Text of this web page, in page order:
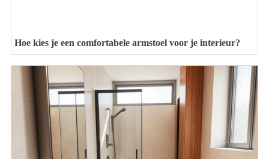
Hoe kies je een comfortabele armstoel voor je interieur?